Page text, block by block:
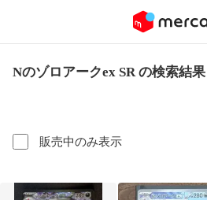
Nのゾロアークex SR の検索結果
販売中のみ表示